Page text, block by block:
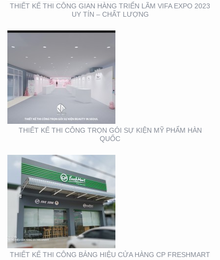
THIẾT KẾ THI CÔNG GIAN HÀNG TRIỂN LÃM VIFA EXPO 2023
UY TÍN – CHẤT LƯỢNG
THIẾT KẾ THI CÔNG TRỌN GÓI SỰ KIỆN MỸ PHẨM HÀN
QUỐC
THIẾT KẾ THI CÔNG
BẢNG HIỆU CỬA HÀNG
CP FRESHMART
THIẾT KẾ THI CÔNG BẢNG HIỆU CỬA HÀNG CP FRESHMART
THIẾT KẾ THI CÔNG
BẢNG HIỆU CHUỖI CỬA
HÀNG CP FRSHSHOP